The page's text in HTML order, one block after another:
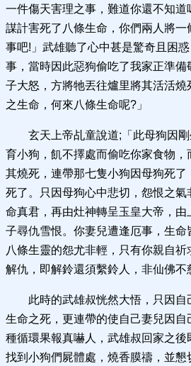
一件傷天害理之事，難道你還不知
謀計害死了八條生命，你們兩人將
事吧!」武雄聽了心中甚是驚奇且困
事，當時因此惡狗偷吃了我家正準
子大怒，方將牠丟往爐里將其活活
之生命，何來八條生命呢?」
玄天上帝乩童說道;「此母狗因
育小狗，飢不擇處而偷吃你家食物
其燒死，連帶那七隻小狗因母狗死
死了。只因母狗心中悲切，怨恨之氣
命真君，再由灶神轉呈玉皇大帝，
子尋仇雪恨。你妻兒遭逢厄事，生命
八條生靈的怨尤非輕，只有你親自
解仇，即解鈴還須繫鈴人，非仙佛不
此時的武雄叔恍然大悟，只因
生命之死，更連帶的使自己妻兒因
種循環果報真嚇人，武雄叔回家之後
找到小狗們屍體處，燒香膜禱，並